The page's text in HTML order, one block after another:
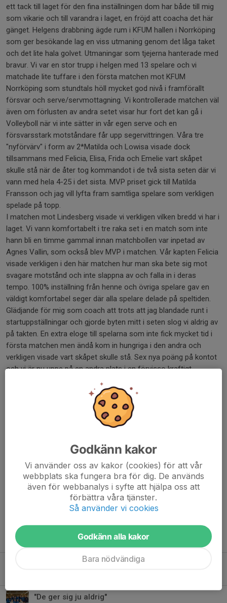
ett tack till laget för den fina inställningen dom har både till mig
som vikarie och till varandra i laget, en fröjd att coacha det här
gänget. Helgens drabbning ägde rum i KFUM hallen i Norrköping
som ger besökande lag en viss utmaning genom det låga taket
och det lite hala golvet. Utmaningar som tjejerna hanterade med
bravur. Vi var en stor trupp i helgen med 13 spelare och vi
matchade lite tuffare i den första matchen mot KFUM
Norrköping som stundtals höll mycket god nivå i framförallt
försvar och serve/servmottagning. Vi kontrollerade matchen väl
även om förlusten av andra setet visar hur fort det kan gå i
Volleyboll när vi inte sätter in vår egen serve och en
försvarsstark motståndare får upp segervittringen. Våra tre
"nyförvärv" i form av 2*Matilda och Lowisa visade dock
tillsammans med Felicia, Elisa, Frida och Emelie vart skåpet
skulle stå när de åter tog kommandot i de två sista seten där vi
vann med hela 4-25 i det sista. MVP priset gick till Matilda
Fransson och jag vill lyfta fram samtliga spelare som verkligen
spelade på topp.
I matchen mot Lindesberg visade vi verkligen vilken bredd vi har i
laget. Vi vann komfortabelt i tre raka set i en match som inte
hann bli en timme gammal innan matchbollen var inpetad av
Agnes Vallin, som också blev MVP i matchen. Vår kapten Felicia
visade verkligen i den här matchen hur man ska bete sig mot
svagare motstånd och inte slappna av och falla in i deras
tempo. 100% inställning från henne och övriga spelare gav en
väldigt komfortabel seger där alla spelare delade på speltiden.
Glädjande för mig som coach att trots att jag blandade runt i
startuppställningar och gjorde byten mitt i seten slog vi aldrig av
på takten. En extra eloge till spelarna som inte fick mycket tid i
första matchen men ändå kom in hungriga i den andra och
verkligen visade vart skåpet skulle stå. Sex nya poäng på kontot
och vi är nu uppe på en andra plats i en förvisso kraftigt
haltande tabell. // Vikarierande Coach
Sara16 nov 2025
Snyggt jobbat av både spelare och coach!
Tidigare nyheter
Volleyboll i sommar – läget just nu 🏐
"De ger sig ju aldrig"
Godkänn kakor
Vi använder oss av kakor (cookies) för att vår
webbplats ska fungera bra för dig. De används
även för webbanalys i syfte att hjälpa oss att
förbättra våra tjänster.
Så använder vi cookies
Godkänn alla kakor
Bara nödvändiga